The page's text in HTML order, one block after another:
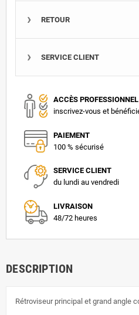
RETOUR
SERVICE CLIENT
ACCÈS PROFESSIONNEL
inscrivez-vous et
PAIEMENT
100 % sécurisé
SERVICE CLIENT
du lundi au vendredi
LIVRAISON
48/72 heures
DESCRIPTION
Rétroviseur principal et grand angle